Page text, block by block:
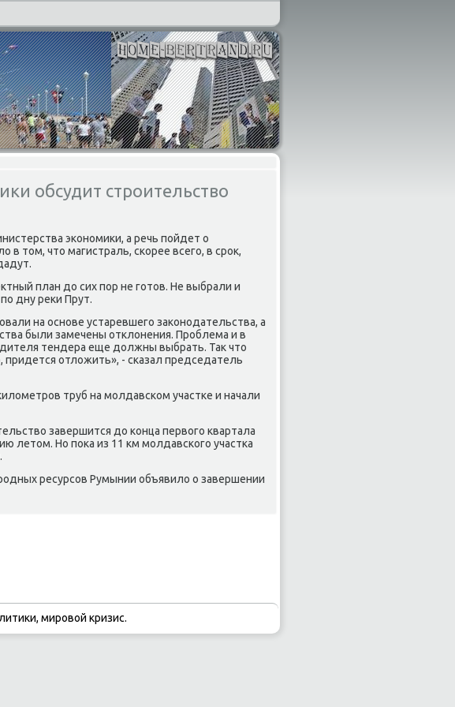
обсудит строительство
экономики, а речь пойдет о
том, что магистраль, скорее всего, в срок,
план до сих пор не готов. Не выбрали и
дну реки Прут.
на основе устаревшего законодательства, а
были замечены отклонения. Проблема и в
тендера еще должны выбрать. Так что
отложить», - сказал председатель
труб на молдавском участке и начали
завершится до конца первого квартала
летом. Но пока из 11 км молдавского участка
ресурсов Румынии объявило о завершении
мировой кризис.